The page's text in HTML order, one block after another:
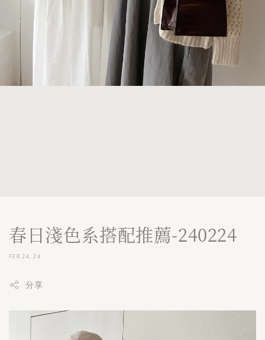
春日淺色系搭配推薦-240224
FEB 24, 24
分享